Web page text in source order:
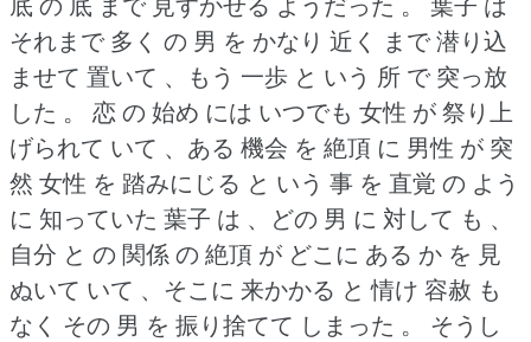
それまで 多く の 男 を かなり 近く まで 潜り込
ませて 置いて 、もう 一歩 と いう 所 で 突っ放
した 。
恋 の 始め には いつでも 女性 が 祭り上
げられて いて 、ある 機会 を 絶頂 に 男性 が 突
然 女性 を 踏みにじる と いう 事 を 直覚 の よう
に 知っていた 葉子 は 、どの 男 に 対して も 、
自分 と の 関係 の 絶頂 が どこに ある か を 見
ぬいて いて 、そこに 来かかる と 情け 容赦 も
なく その 男 を 振り捨てて しまった 。
そうし